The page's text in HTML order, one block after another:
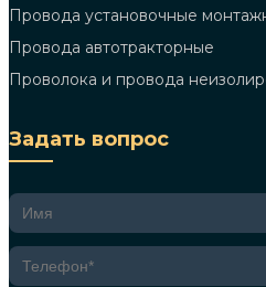
Провода установочные
Провода автотракторные
Проволока и провода
Задать вопрос